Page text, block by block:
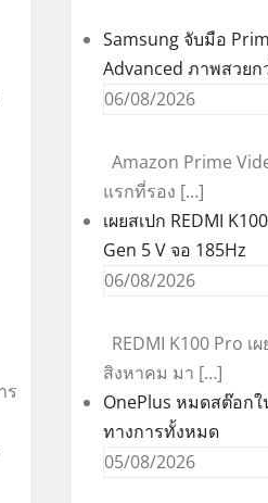
ร
Samsung จับมือ
Advanced ภาพสวยก
06/08/2026
Amazon Prime
แรกที่รอง […]
เผยสเปก REDMI
Gen 5 V จอ 185Hz
06/08/2026
REDMI K100 Pro เ
สิงหาคม มา […]
OnePlus หมดสต๊อก
ทางการทั้งหมด
05/08/2026